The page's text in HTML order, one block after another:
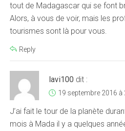
tout de Madagascar qui se font
Alors, à vous de voir, mais les
tourismes sont là pour vous.
Reply
lavi100 dit :
19 septembre 2016 à
J’ai fait le tour de la planète
mois à Mada il y a quelques